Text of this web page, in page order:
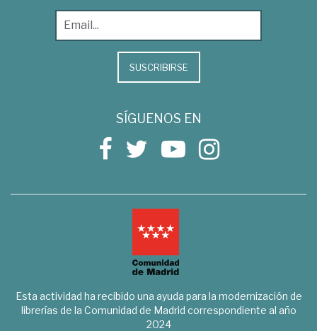
SUSCRIBIRSE
SÍGUENOS EN
Esta actividad ha recibido una ayuda para la modernización de
librerías de la Comunidad de Madrid correspondiente al año
2024